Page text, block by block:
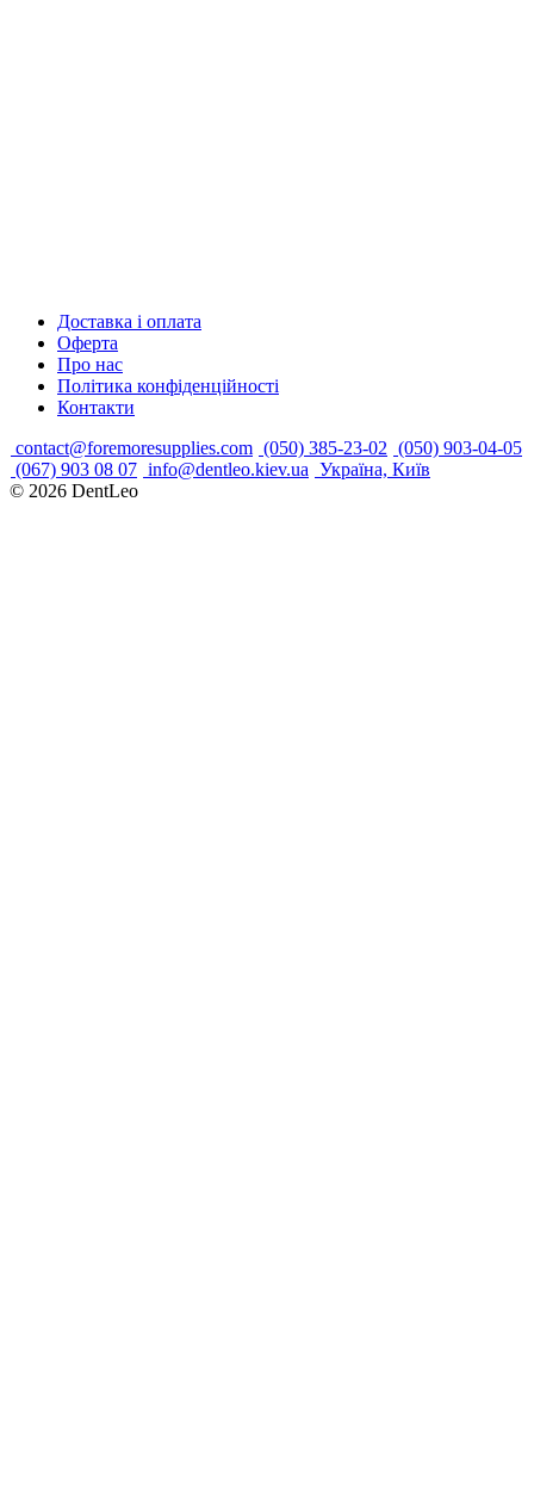
Доставка і оплата
Оферта
Про нас
Політика конфіденційності
Контакти
contact@foremoresupplies.com (050) 385-23-02 (050) 903-04-05
(067) 903 08 07 info@dentleo.kiev.ua Україна, Київ
© 2026 DentLeo